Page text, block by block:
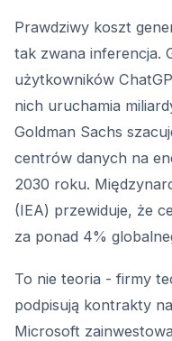
Prawdziwy koszt
tak zwana inferencja.
użytkowników
nich uruchamia
Goldman Sachs
centrów danych na
2030 roku.
(IEA) przewiduje, że
za ponad 4%
To nie teoria - firmy
podpisują kontrakty
Microsoft